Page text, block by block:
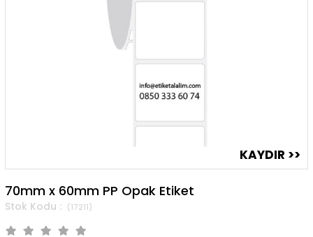
70mm x 60mm PP Opak Etiket
(17211)